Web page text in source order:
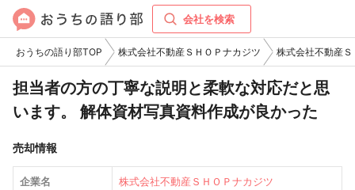
会社を検索
おうちの語り部TOP 株式会社不動産ＳＨＯＰナカジツ 株式会社不動産
担当者の方の丁寧な説明と柔軟な対応だと思
います。 解体資材写真資料作成が良かった
売却情報
企業名 株式会社不動産ＳＨＯＰナカジツ